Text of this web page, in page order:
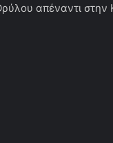
απέναντι